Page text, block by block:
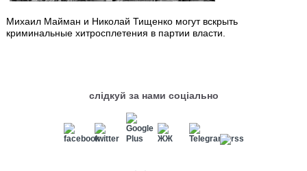
Михаил Майман и Николай Тищенко могут вскрыть
криминальные хитросплетения в партии власти.
слідкуй за нами соціально